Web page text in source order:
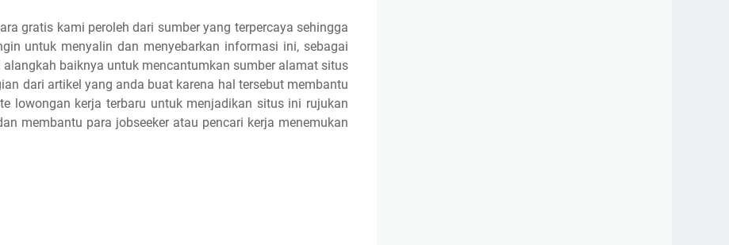
gratis kami peroleh dari sumber yang terpercaya sehingga
untuk menyalin dan menyebarkan informasi ini, sebagai
baiknya untuk mencantumkan sumber alamat situs
dari artikel yang anda buat karena hal tersebut membantu
lowongan kerja terbaru untuk menjadikan situs ini rujukan
membantu para jobseeker atau pencari kerja menemukan